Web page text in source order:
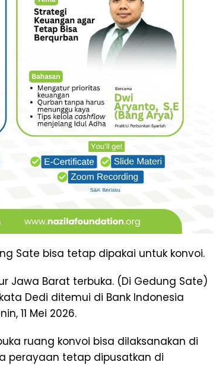
Sate bisa tetap dipakai untuk konvoi.
Jawa Barat terbuka. (Di Gedung Sate)
kata Dedi ditemui di Bank Indonesia
11 Mei 2026.
ruang konvoi bisa dilaksanakan di
perayaan tetap dipusatkan di